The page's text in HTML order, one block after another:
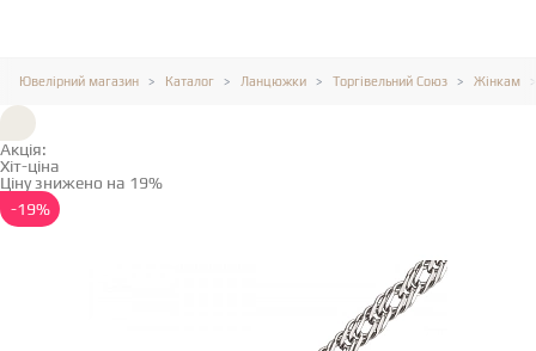
Ювелірний магазин Каталог Ланцюжки Торгівельний Союз Жінкам
Акція:
Хіт-ціна
Ціну знижено на 19%
-19%